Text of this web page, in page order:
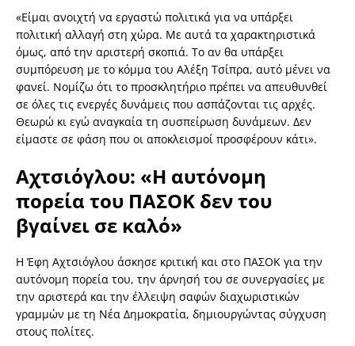
«Είμαι ανοιχτή να εργαστώ πολιτικά για να υπάρξει
πολιτική αλλαγή στη χώρα. Με αυτά τα χαρακτηριστικά
όμως, από την αριστερή σκοπιά. Το αν θα υπάρξει
συμπόρευση με το κόμμα του Αλέξη Τσίπρα, αυτό μένει να
φανεί. Νομίζω ότι το προσκλητήριο πρέπει να απευθυνθεί
σε όλες τις ενεργές δυνάμεις που ασπάζονται τις αρχές.
Θεωρώ κι εγώ αναγκαία τη συσπείρωση δυνάμεων. Δεν
είμαστε σε φάση που οι αποκλεισμοί προσφέρουν κάτι».
Αχτσιόγλου: «Η αυτόνομη
πορεία του ΠΑΣΟΚ δεν του
βγαίνει σε καλό»
Η Έφη Αχτσιόγλου άσκησε κριτική και στο ΠΑΣΟΚ για την
αυτόνομη πορεία του, την άρνησή του σε συνεργασίες με
την αριστερά και την έλλειψη σαφών διαχωριστικών
γραμμών με τη Νέα Δημοκρατία, δημιουργώντας σύγχυση
στους πολίτες.